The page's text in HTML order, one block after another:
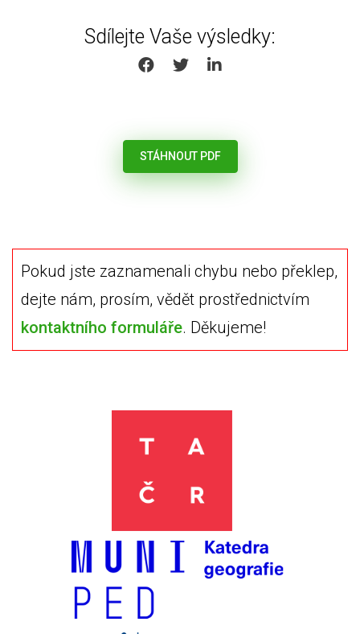
Sdílejte Vaše výsledky:
SHARE ON FACEBOOK
SHARE ON TWITTER
SHARE ON LINKEDIN
STÁHNOUT PDF
Pokud jste zaznamenali chybu nebo překlep,
dejte nám, prosím, vědět prostřednictvím
kontaktního formuláře. Děkujeme!